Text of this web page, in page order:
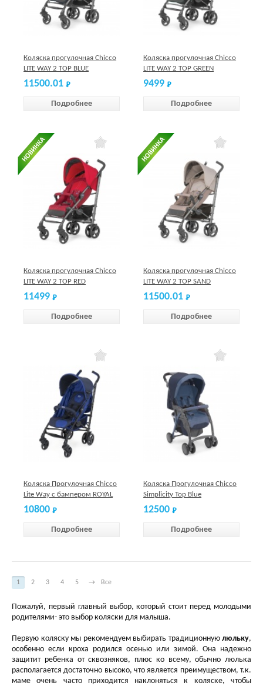
Коляска прогулочная Chicco
LITE WAY 2 TOP BLUE
11500.01
Подробнее
Коляска прогулочная Chicco
LITE WAY 2 TOP GREEN
9499
Подробнее
Коляска прогулочная Chicco
LITE WAY 2 TOP RED
11499
Подробнее
Коляска прогулочная Chicco
LITE WAY 2 TOP SAND
11500.01
Подробнее
Коляска Прогулочная Chicco
Lite Way с бампером ROYAL
BLUE
10800
Подробнее
Коляска Прогулочная Chicco
Simplicity Top Blue
12500
Подробнее
1 2 3 4 5 → Все
Пожалуй, первый главный выбор, который стоит перед молодыми
родителями- это выбор коляски для малыша.
Первую коляску мы рекомендуем выбирать традиционную люльку,
особенно если кроха родился осенью или зимой. Она надежно
защитит ребенка от сквозняков, плюс ко всему, обычно люлька
располагается достаточно высоко, что является преимуществом, т.к.
маме очень часто приходится наклоняться к коляске, чтобы